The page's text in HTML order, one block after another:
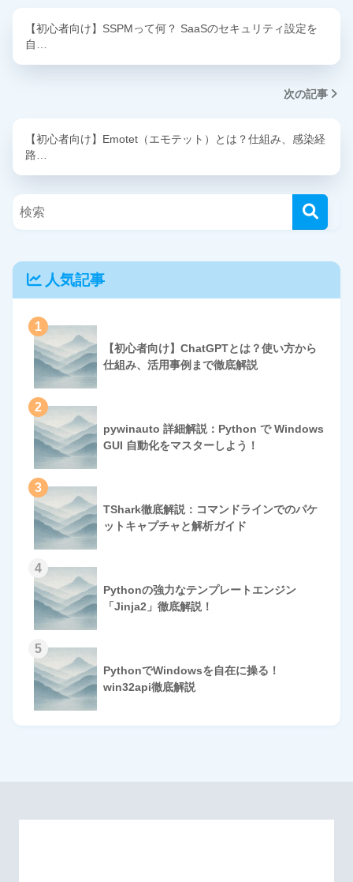
【初心者向け】SSPMって何？ SaaSのセキュリティ設定を
自…
次の記事
【初心者向け】Emotet（エモテット）とは？仕組み、感染経
路…
人気記事
1
【初心者向け】ChatGPTとは？使い方から
仕組み、活用事例まで徹底解説
2
pywinauto 詳細解説：Python で Windows
GUI 自動化をマスターしよう！
3
TShark徹底解説：コマンドラインでのパケ
ットキャプチャと解析ガイド
4
Pythonの強力なテンプレートエンジン
「Jinja2」徹底解説！
5
PythonでWindowsを自在に操る！
win32api徹底解説